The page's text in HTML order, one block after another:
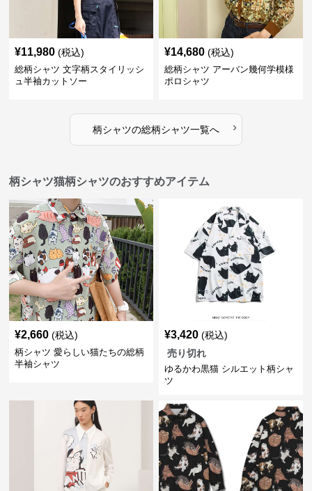
¥11,980 (税込)
総柄シャツ 文字柄スタイリッシ
ュ半袖カットソー
¥14,680 (税込)
総柄シャツ アーバン幾何学模様
ポロシャツ
柄シャツの総柄シャツ一覧へ ›
柄シャツ猫柄シャツのおすすめアイテム
¥2,660 (税込)
柄シャツ 愛らしい猫たちの総柄
半袖シャツ
¥3,420 (税込)
売り切れ
ゆるかわ黒猫 シルエット柄シャ
ツ